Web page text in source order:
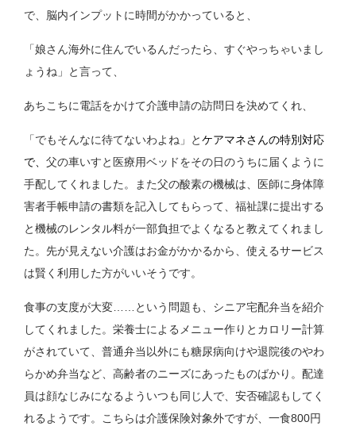
で、脳内インプットに時間がかかっていると、
「娘さん海外に住んでいるんだったら、すぐやっちゃいまし
ょうね」と言って、
あちこちに電話をかけて介護申請の訪問日を決めてくれ、
「でもそんなに待てないわよね」とケアマネさんの特別対応
で、父の車いすと医療用ベッドをその日のうちに届くように
手配してくれました。また父の酸素の機械は、医師に身体障
害者手帳申請の書類を記入してもらって、福祉課に提出する
と機械のレンタル料が一部負担でよくなると教えてくれまし
た。先が見えない介護はお金がかかるから、使えるサービス
は賢く利用した方がいいそうです。
食事の支度が大変……という問題も、シニア宅配弁当を紹介
してくれました。栄養士によるメニュー作りとカロリー計算
がされていて、普通弁当以外にも糖尿病向けや退院後のやわ
らかめ弁当など、高齢者のニーズにあったものばかり。配達
員は顔なじみになるよういつも同じ人で、安否確認もしてく
れるようです。こちらは介護保険対象外ですが、一食800円